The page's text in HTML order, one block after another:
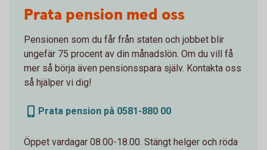
Prata pension med oss
Pensionen som du får från staten och jobbet blir
ungefär 75 procent av din månadslön. Om du vill få
mer så börja även pensionsspara själv. Kontakta oss
så hjälper vi dig!
Prata pension på 0581-880 00
Öppet vardagar 08.00-18.00. Stängt helger och röda